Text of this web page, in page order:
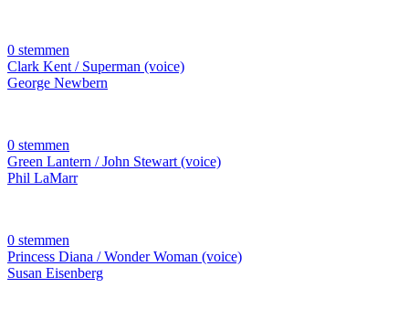
0 stemmen
Clark Kent / Superman (voice)
George Newbern
0 stemmen
Green Lantern / John Stewart (voice)
Phil LaMarr
0 stemmen
Princess Diana / Wonder Woman (voice)
Susan Eisenberg